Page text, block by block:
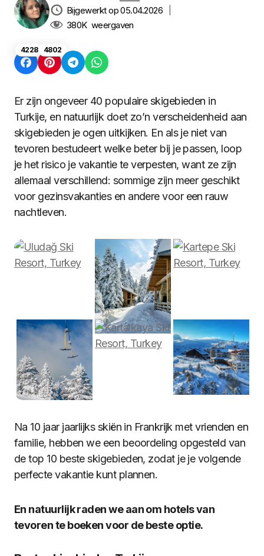
Bijgewerkt op 05.04.2026
380Kweergaven
4228 4802
Er zijn ongeveer 40 populaire skigebieden in
Turkije, en natuurlijk doet zo’n verscheidenheid aan
skigebieden je ogen uitkijken. En als je niet van
tevoren bestudeert welke beter bij je passen, loop
je het risico je vakantie te verpesten, want ze zijn
allemaal verschillend: sommige zijn meer geschikt
voor gezinsvakanties en andere voor een rauw
nachtleven.
Na 10 jaar jaarlijks skiën in Frankrijk met vrienden en
familie, hebben we een beoordeling opgesteld van
de top 10 beste skigebieden, zodat je je volgende
perfecte vakantie kunt plannen.
En natuurlijk raden we aan om hotels van
tevoren te boeken voor de beste optie.